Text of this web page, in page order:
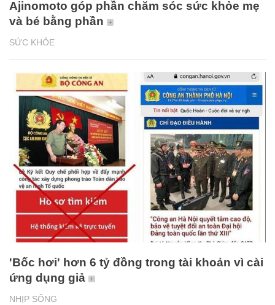
SỨC KHỎE
Ajinomoto góp phần chăm sóc sức khỏe mẹ
và bé bằng phần
NHỊP SỐNG
'Bốc hơi' hơn 6 tỷ đồng trong tài khoản vì cài
ứng dụng giả